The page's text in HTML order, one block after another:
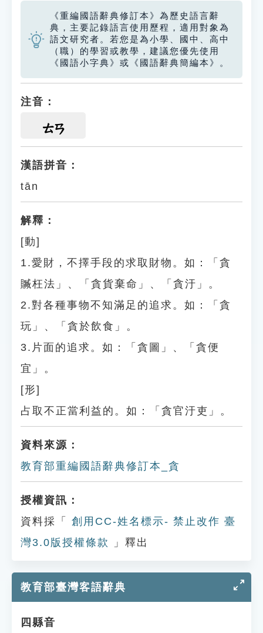
《重編國語辭典修訂本》為歷史語言辭
典，主要記錄語言使用歷程，適用對象為
語文研究者。若您是為小學、國中、高中
（職）的學習或教學，建議您優先使用
《國語小字典》或《國語辭典簡編本》。
注音：
ㄊㄢ
漢語拼音：
tān
解釋：
[動]
1.愛財，不擇手段的求取財物。如：「貪
贓枉法」、「貪貨棄命」、「貪汙」。
2.對各種事物不知滿足的追求。如：「貪
玩」、「貪於飲食」。
3.片面的追求。如：「貪圖」、「貪便
宜」。
[形]
占取不正當利益的。如：「貪官汙吏」。
資料來源：
教育部重編國語辭典修訂本_貪
授權資訊：
資料採「
創用CC-姓名標示- 禁止改作 臺
灣3.0版授權條款
」釋出
教育部臺灣客語辭典
四縣音